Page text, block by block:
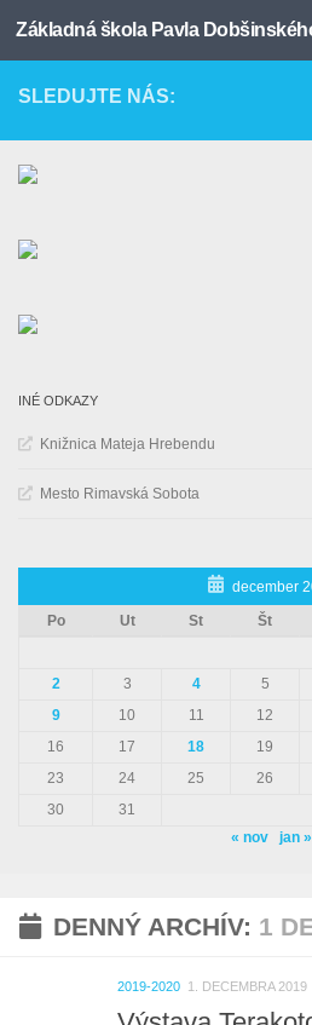
Preskočiť na obsah
DENNÝ ARCHÍV: 1
2019-2020 1. DECEMBRA 2019
SLEDUJTE NÁS:
INÉ ODKAZY
Knižnica Mateja Hrebendu
Mesto Rimavská Sobota
december
Po
Ut St Št
2
3 4 5
9
10 11 12
16
17 18 19
23
24 25 26
30
31
« nov
jan »